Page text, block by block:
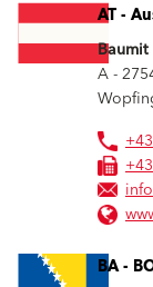
AT -
A -
BA -